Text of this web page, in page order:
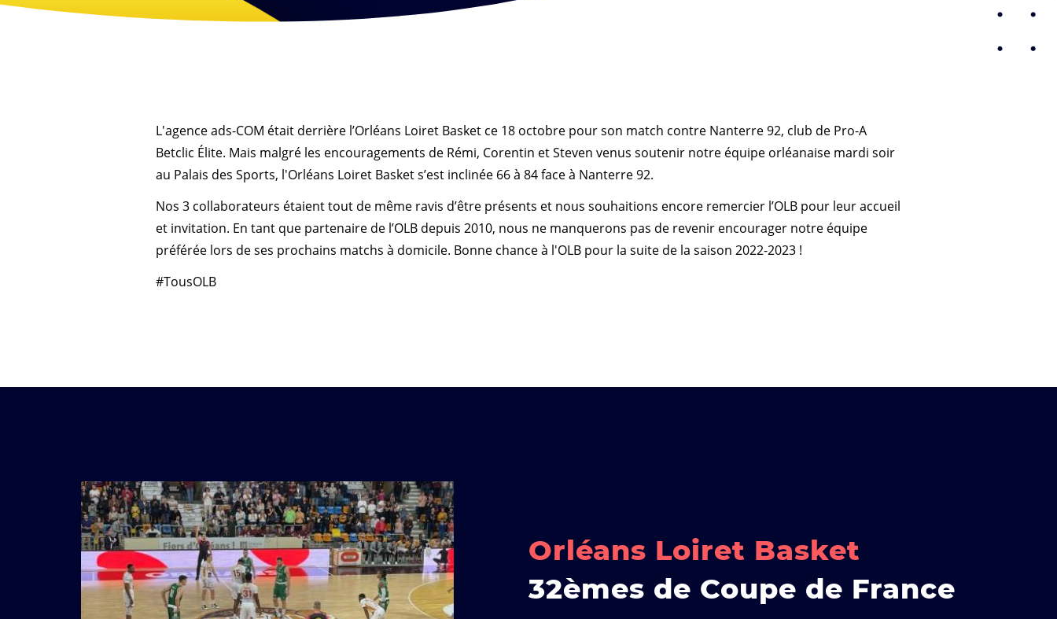
L'agence ads-COM était derrière l’Orléans Loiret Basket ce 18 octobre pour son match contre Nanterre 92, club de Pro-A
Betclic Élite. Mais malgré les encouragements de Rémi, Corentin et Steven venus soutenir notre équipe orléanaise mardi soir
au Palais des Sports, l'Orléans Loiret Basket s’est inclinée 66 à 84 face à Nanterre 92.
Nos 3 collaborateurs étaient tout de même ravis d’être présents et nous souhaitions encore remercier l’OLB pour leur accueil
et invitation. En tant que partenaire de l’OLB depuis 2010, nous ne manquerons pas de revenir encourager notre équipe
préférée lors de ses prochains matchs à domicile. Bonne chance à l'OLB pour la suite de la saison 2022-2023 !
#TousOLB
Orléans Loiret Basket
32èmes de Coupe de France